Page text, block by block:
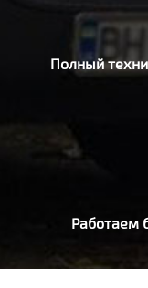
Полный
Работаем